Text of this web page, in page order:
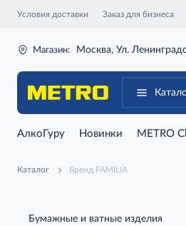
Условия доставки Заказ для бизнеса
Магазин: Москва, Ул.
АлкоГуру Новинки METRO
Каталог Бренд FAMILIA
Бумажные и ватные изделия